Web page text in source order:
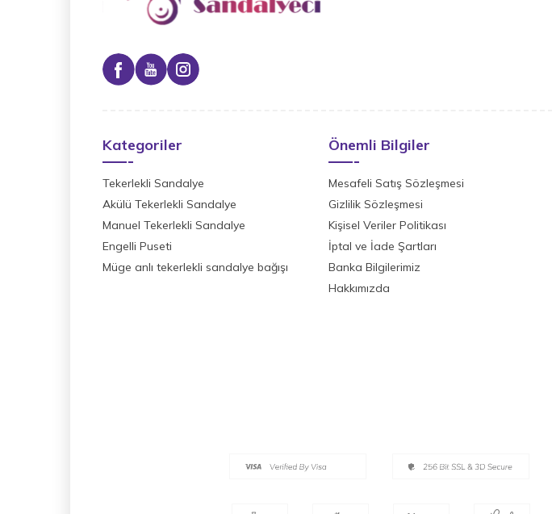
Kategoriler
Tekerlekli Sandalye
Akülü Tekerlekli Sandalye
Manuel Tekerlekli Sandalye
Engelli Puseti
Müge anlı tekerlekli sandalye bağışı
Önemli Bilgiler
Mesafeli Satış Sözleşmesi
Gizlilik Sözleşmesi
Kişisel Veriler Politikası
İptal ve İade Şartları
Banka Bilgilerimiz
Hakkımızda